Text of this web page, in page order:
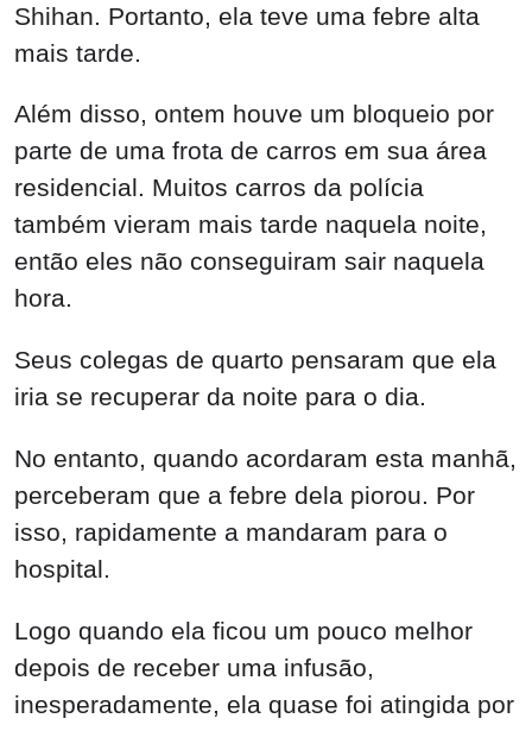
Shihan. Portanto, ela teve uma febre alta
mais tarde.